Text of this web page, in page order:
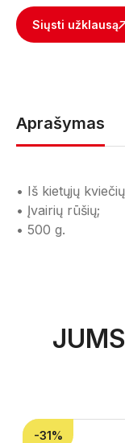
Siųsti užklausą
Aprašymas
• Iš kietųjų
• Įvairių rūšių;
• 500 g.
-31%